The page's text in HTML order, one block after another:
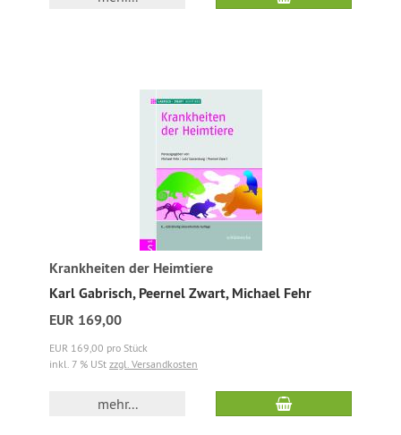
Krankheiten der Heimtiere
Karl Gabrisch, Peernel Zwart, Michael Fehr
EUR 169,00
EUR 169,00 pro Stück
inkl. 7 % USt zzgl. Versandkosten
mehr...